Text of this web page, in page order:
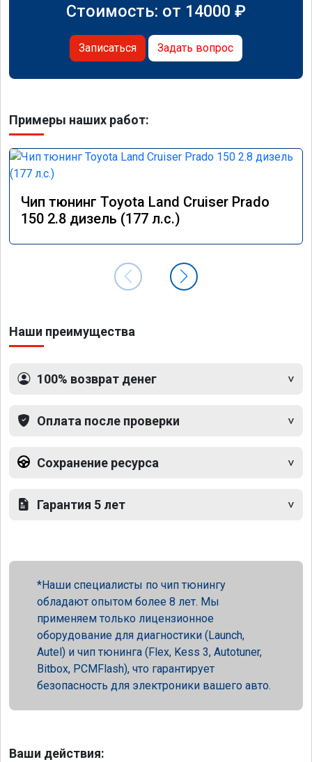
Стоимость: от 14000 ₽
Записаться Задать вопрос
Примеры наших работ:
Чип тюнинг Toyota Land Cruiser Prado
150 2.8 дизель (177 л.с.)
Наши преимущества
100% возврат денег
Оплата после проверки
Сохранение ресурса
Гарантия 5 лет
Наши специалисты по чип тюнингу
обладают опытом более 8 лет. Мы
применяем только лицензионное
оборудование для диагностики (Launch,
Autel) и чип тюнинга (Flex, Kess 3, Autotuner,
Bitbox, PCMFlash), что гарантирует
безопасность для электроники вашего авто.
Ваши действия: